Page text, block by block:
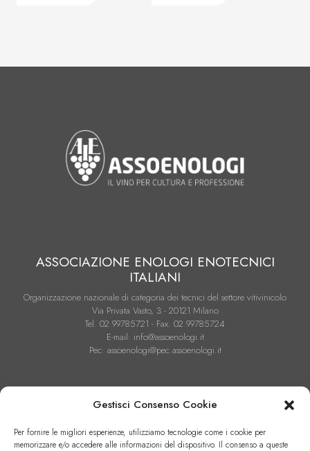
Gestisci Consenso Cookie
Per fornire le migliori esperienze, utilizziamo tecnologie come i cookie per
memorizzare e/o accedere alle informazioni del dispositivo. Il consenso a queste
ASSOCIAZIONE ENOLOGI ENOTECNICI
ITALIANI
Organizzazione nazionale di categoria dei tecnici del settore vitivinicolo
Via Privata Vasto, 3 - 20121 Milano
Tel. 02.99785721 - Fax. 02.99785724
E-mail: info@assoenologi.it
Pec: assoenologi@pec.assoenologi.it